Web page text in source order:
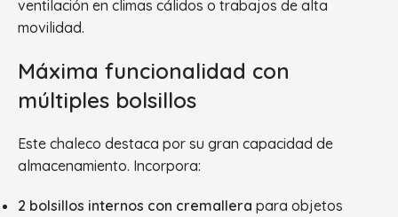
ventilación en climas cálidos o trabajos de alta
movilidad.
Máxima funcionalidad con
múltiples bolsillos
Este chaleco destaca por su gran capacidad de
almacenamiento. Incorpora:
2 bolsillos internos con cremallera para objetos